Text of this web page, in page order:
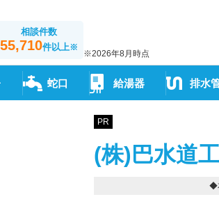
相談件数
55,710件以上※
※2026年8月時点
蛇口 給湯器 排水
PR
(株)巴水道
◆